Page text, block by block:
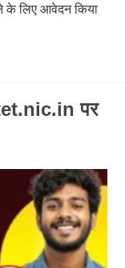
के लिए आवेदन किया
पर